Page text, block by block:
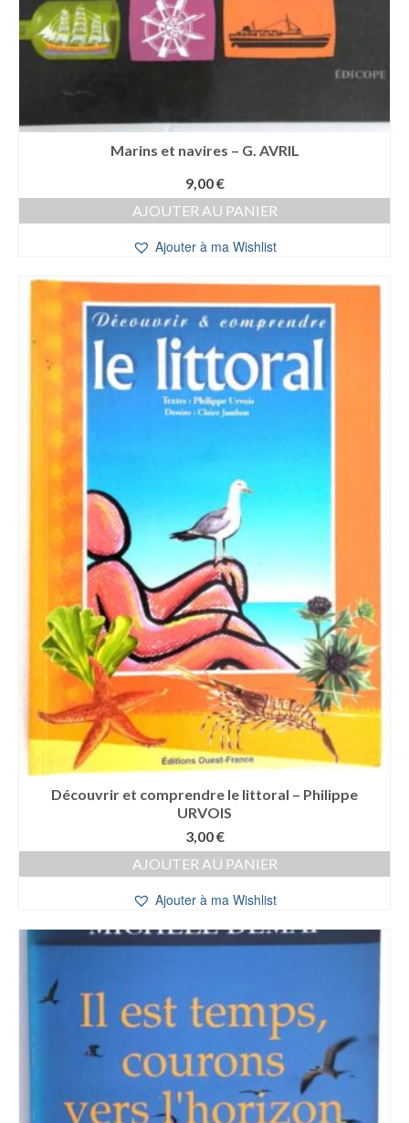
Marins et navires – G. AVRIL
9,00€
AJOUTER AU PANIER
Ajouter à ma Wishlist
Découvrir et comprendre le littoral – Philippe
URVOIS
3,00€
AJOUTER AU PANIER
Ajouter à ma Wishlist